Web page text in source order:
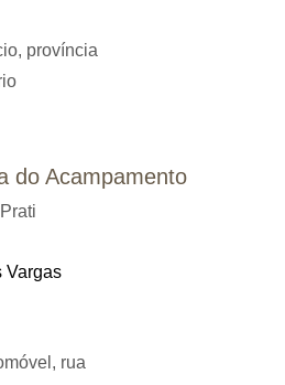
, província
do Acampamento
Vargas
, rua